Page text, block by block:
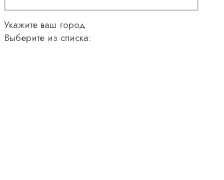
Укажите ваш город
Выберите из списка: